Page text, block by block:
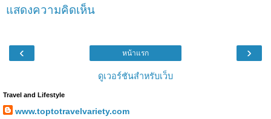
แสดงความคิดเห็น
‹ ›
หน้าแรก
ดูเวอร์ชันสำหรับเว็บ
Travel and Lifestyle
www.toptotravelvariety.com